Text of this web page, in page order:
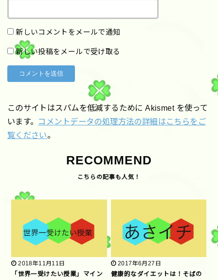
新しいコメントをメールで通知
新しい投稿をメールで受け取る
このサイトはスパムを低減するために Akismet を使って
います。 コメントデータの処理方法の詳細はこちらをご
覧ください。
RECOMMEND
2018年11月11日
「世界一受けたい授業」マイン
2017年6月27日
健康的なダイエットは！そばの